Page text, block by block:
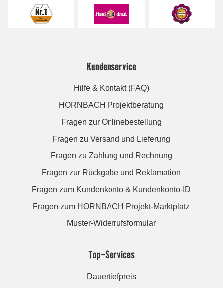
Kundenservice
Hilfe & Kontakt (FAQ)
HORNBACH Projektberatung
Fragen zur Onlinebestellung
Fragen zu Versand und Lieferung
Fragen zu Zahlung und Rechnung
Fragen zur Rückgabe und Reklamation
Fragen zum Kundenkonto & Kundenkonto-ID
Fragen zum HORNBACH Projekt-Marktplatz
Muster-Widerrufsformular
Top-Services
Dauertiefpreis